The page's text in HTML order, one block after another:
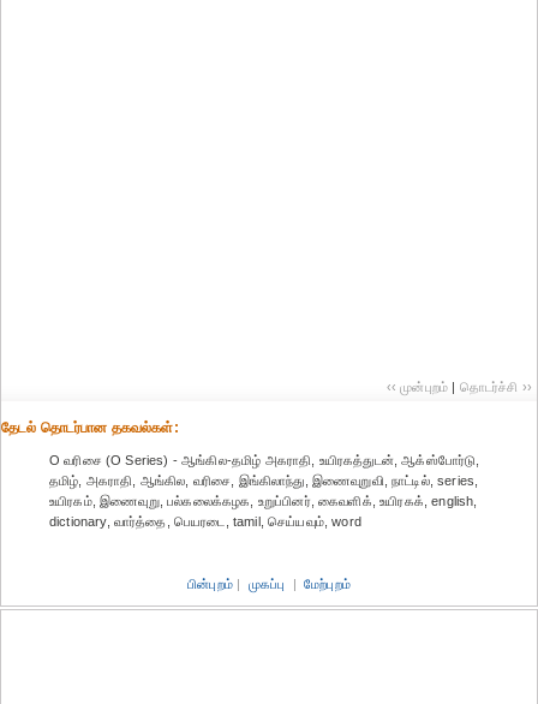
‹‹ முன்புறம் | தொடர்ச்சி ››
தேட‌ல் தொட‌ர்பான தகவ‌ல்க‌ள்:
O வரிசை (O Series) - ஆங்கில-தமிழ் அகராதி, உயிரகத்துடன், ஆக்ஸ்போர்டு,
தமிழ், அகராதி, ஆங்கில, வரிசை, இங்கிலாந்து, இணைவுறுவி, நாட்டில், series,
உயிரகம், இணைவுறு, பல்கலைக்கழக, உறுப்பினர், கைவளிக், உயிரகக், english,
dictionary, வார்த்தை, பெயரடை, tamil, செய்யவும், word
பின்புறம் | முகப்பு | மேற்புறம்